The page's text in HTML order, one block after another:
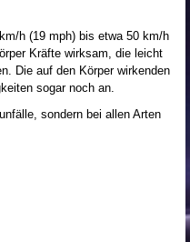
h (19 mph) bis etwa 50 km/h
Kräfte wirksam, die leicht
Die auf den Körper wirkenden
sogar noch an.
sondern bei allen Arten